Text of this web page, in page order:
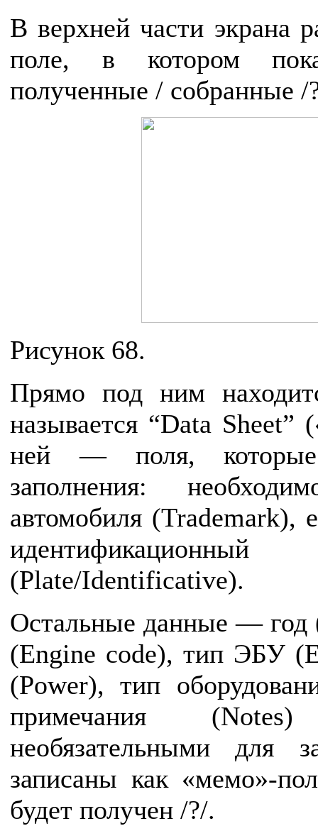
В верхней части экрана
поле, в котором
полученные / собранные /
Рисунок 68.
Прямо под ним
называется “Data
ней — поля, которые
заполнения:
автомобиля (Trademark),
(Plate/Identificative).
Остальные данные — год
(Engine code), тип ЭБУ
(Power), тип
примечания
необязательными для
записаны как «мемо»-
будет получен /?/.